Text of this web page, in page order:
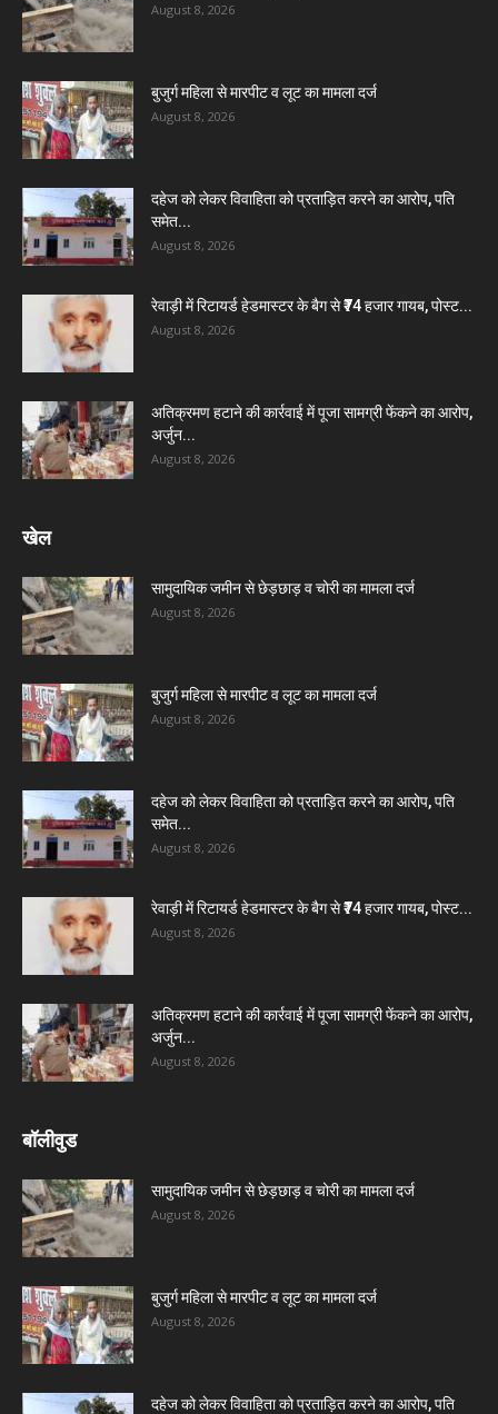
August 8, 2026
बुजुर्ग महिला से मारपीट व लूट का मामला दर्ज
August 8, 2026
दहेज को लेकर विवाहिता को प्रताड़ित करने का आरोप, पति
समेत...
August 8, 2026
रेवाड़ी में रिटायर्ड हेडमास्टर के बैग से ₹74 हजार गायब, पोस्ट...
August 8, 2026
अतिक्रमण हटाने की कार्रवाई में पूजा सामग्री फेंकने का आरोप,
अर्जुन...
August 8, 2026
खेल
सामुदायिक जमीन से छेड़छाड़ व चोरी का मामला दर्ज
August 8, 2026
बुजुर्ग महिला से मारपीट व लूट का मामला दर्ज
August 8, 2026
दहेज को लेकर विवाहिता को प्रताड़ित करने का आरोप, पति
समेत...
August 8, 2026
रेवाड़ी में रिटायर्ड हेडमास्टर के बैग से ₹74 हजार गायब, पोस्ट...
August 8, 2026
अतिक्रमण हटाने की कार्रवाई में पूजा सामग्री फेंकने का आरोप,
अर्जुन...
August 8, 2026
बॉलीवुड
सामुदायिक जमीन से छेड़छाड़ व चोरी का मामला दर्ज
August 8, 2026
बुजुर्ग महिला से मारपीट व लूट का मामला दर्ज
August 8, 2026
दहेज को लेकर विवाहिता को प्रताड़ित करने का आरोप, पति